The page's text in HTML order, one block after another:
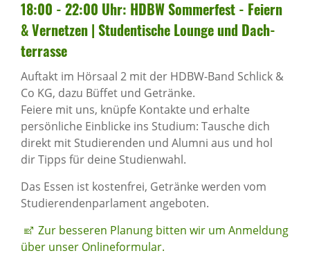
18:00 - 22:00 Uhr: HDBW Sommer­fest - Feiern
& Vernetzen | Studen­ti­sche Lounge und Dach­
ter­rasse
Auftakt im Hörsaal 2 mit der HDBW-Band Schlick &
Co KG, dazu Büffet und Getränke.
Feiere mit uns, knüpfe Kontakte und erhalte
persönliche Einblicke ins Studium: Tausche dich
direkt mit Studierenden und Alumni aus und hol
dir Tipps für deine Studienwahl.
Das Essen ist kostenfrei, Getränke werden vom
Studierendenparlament angeboten.
Zur besseren Planung bitten wir um Anmeldung
über unser Onlineformular.